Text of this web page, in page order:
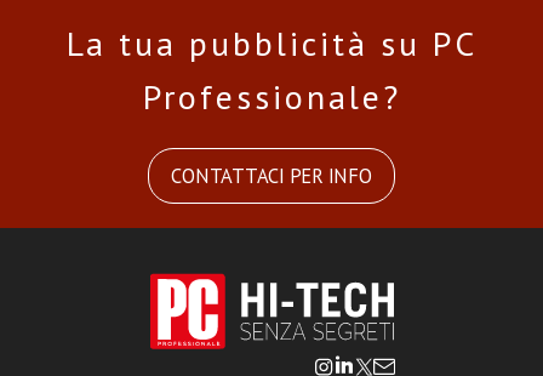
La tua pubblicità su PC
Professionale?
CONTATTACI PER INFO